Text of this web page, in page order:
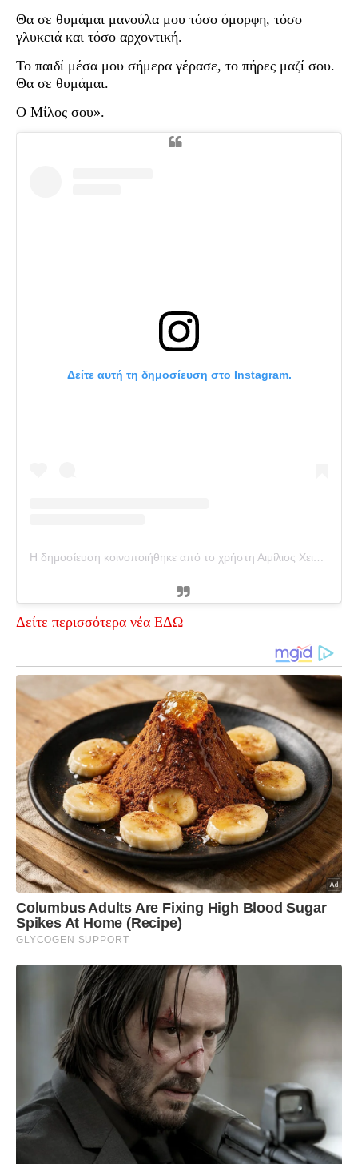
Θα σε θυμάμαι μανούλα μου τόσο όμορφη, τόσο
γλυκειά και τόσο αρχοντική.
Το παιδί μέσα μου σήμερα γέρασε, το πήρες μαζί σου.
Θα σε θυμάμαι.
Ο Μίλος σου».
Δείτε αυτή τη δημοσίευση στο Instagram.
Η δημοσίευση κοινοποιήθηκε από το χρήστη Αιμίλιος Χειλάκης (@aimilios_chilakis_official)
Δείτε περισσότερα νέα ΕΔΩ